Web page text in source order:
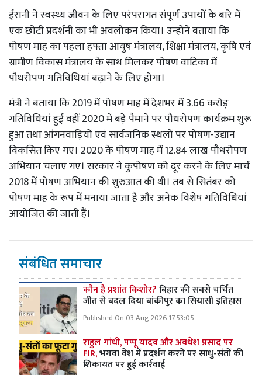
ईरानी ने स्वस्थ्य जीवन के लिए परंपरागत संपूर्ण उपायों के बारे में
एक छोटी प्रदर्शनी का भी अवलोकन किया। उन्होंने बताया कि
पोषण माह का पहला हफ्ता आयुष मंत्रालय, शिक्षा मंत्रालय, कृषि एवं
ग्रामीण विकास मंत्रालय के साथ मिलकर पोषण वाटिका में
पौधरोपण गतिविधियां बढ़ाने के लिए होगा।
मंत्री ने बताया कि 2019 में पोषण माह में देशभर में 3.66 करोड़
गतिविधियां हुईं वहीं 2020 में बड़े पैमाने पर पौधरोपण कार्यक्रम शुरू
हुआ तथा आंगनवाड़ियों एवं सार्वजनिक स्थलों पर पोषण-उद्यान
विकसित किए गए। 2020 के पोषण माह में 12.84 लाख पौधरोपण
अभियान चलाए गए। सरकार ने कुपोषण को दूर करने के लिए मार्च
2018 में पोषण अभियान की शुरुआत की थी। तब से सितंबर को
पोषण माह के रूप में मनाया जाता है और अनेक विशेष गतिविधियां
आयोजित की जाती हैं।
संबंधित समाचार
कौन हैं प्रशांत किशोर?बिहार की सबसे चर्चित
जीत से बदल दिया बांकीपुर का सियासी इतिहास
Published On 03 Aug 2026 17:53:05
राहुल गांधी, पप्पू यादव और अवधेश प्रसाद पर
FIR,भगवा वेश में प्रदर्शन करने पर साधु-संतों की
शिकायत पर हुई कार्रवाई